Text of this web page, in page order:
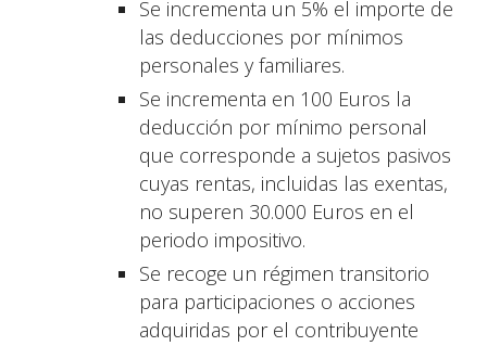
Se incrementa un 5% el importe de
las deducciones por mínimos
personales y familiares.
Se incrementa en 100 Euros la
deducción por mínimo personal
que corresponde a sujetos pasivos
cuyas rentas, incluidas las exentas,
no superen 30.000 Euros en el
periodo impositivo.
Se recoge un régimen transitorio
para participaciones o acciones
adquiridas por el contribuyente